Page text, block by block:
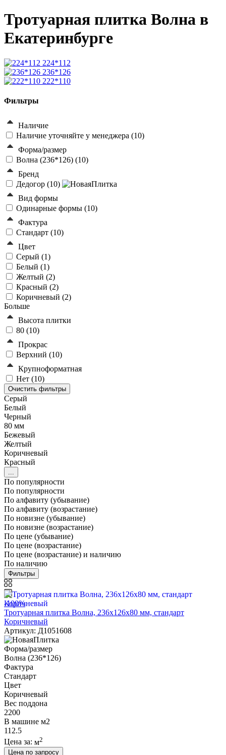
Тротуарная плитка Волна в
Екатеринбурге
224*112
236*126
222*110
Фильтры
Наличие
Наличие уточняйте у менеджера (10)
Форма/размер
Волна (236*126) (10)
Бренд
Дедогор (10)
Вид формы
Одинарные формы (10)
Фактура
Стандарт (10)
Цвет
Серый (1)
Белый (1)
Желтый (2)
Красный (2)
Коричневый (2)
Больше
Высота плитки
80 (10)
Прокрас
Верхний (10)
Крупноформатная
Нет (10)
Серый
Белый
Черный
80 мм
Бежевый
Желтый
Коричневый
Красный
...
По популярности
По популярности
По алфавиту (убывание)
По алфавиту (возрастание)
По новизне (убывание)
По новизне (возрастание)
По цене (убывание)
По цене (возрастание)
По цене (возрастание) и наличию
По наличию
Фильтры
-100%
Тротуарная плитка Волна, 236х126х80 мм, стандарт
Коричневый
Артикул: Д1051608
Форма/размер
Волна (236*126)
Фактура
Стандарт
Цвет
Коричневый
Вес поддона
2200
В машине м2
112.5
Цена за: м2
Цена по запросу